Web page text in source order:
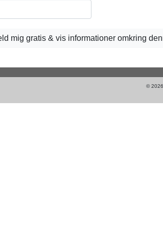
mig gratis & vis informationer omkring
©